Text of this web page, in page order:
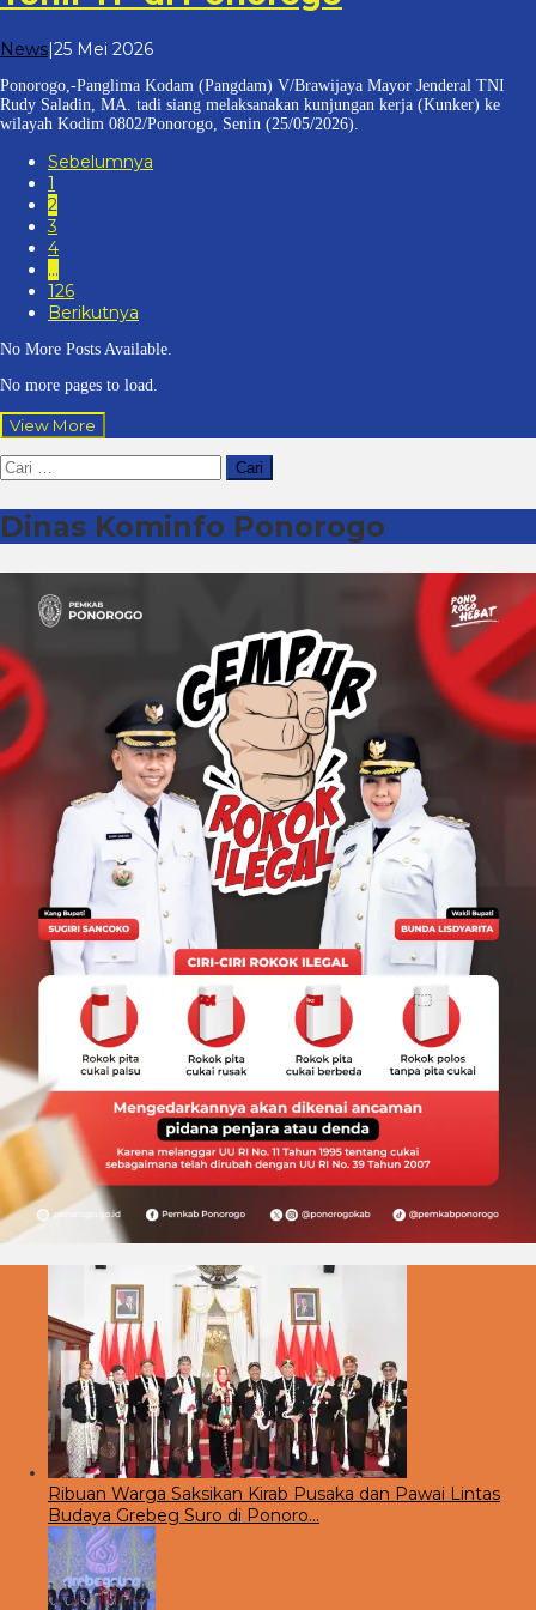
News|25 Mei 2026oleh
7
Ponorogo,-Panglima Kodam (Pangdam) V/Brawijaya Mayor Jenderal TNI
Rudy Saladin, MA. tadi siang melaksanakan kunjungan kerja (Kunker) ke
wilayah Kodim 0802/Ponorogo, Senin (25/05/2026).
Sebelumnya
1
2
3
4
…
126
Berikutnya
No More Posts Available.
No more pages to load.
View More
Cari
untuk:
Dinas Kominfo Ponorogo
Ribuan Warga Saksikan Kirab Pusaka dan Pawai Lintas
Budaya Grebeg Suro di Ponoro…